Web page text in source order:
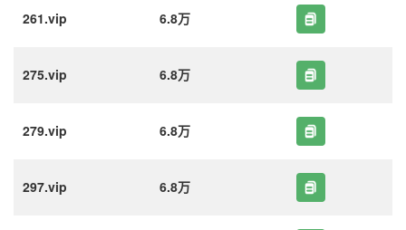
261.vip 6.8万
275.vip 6.8万
279.vip 6.8万
297.vip 6.8万